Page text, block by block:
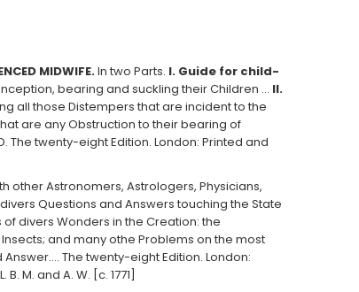
MIDWIFE.In two Parts. I. Guide for child-
bearing and suckling their Children … II.
all those Distempers that are incident to the
are any Obstruction to their bearing of
The twenty-eight Edition. London: Printed and
other Astronomers, Astrologers, Physicians,
Questions and Answers touching the State
divers Wonders in the Creation: the
and many othe Problems on the most
The twenty-eight Edition. London:
B. M. and A. W. [c. 1771]